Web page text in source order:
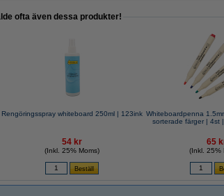
ofta även dessa produkter!
Rengöringsspray whiteboard 250ml | 123ink
54 kr
(Inkl. 25% Moms)
Whiteboardpenna
sorterade färger | 4st
65
(Inkl. 25%